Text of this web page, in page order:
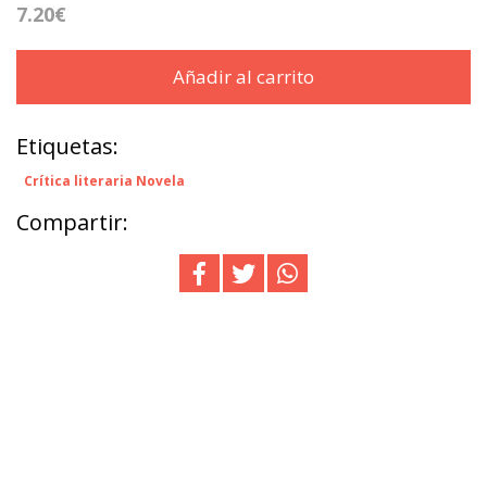
7.20€
Añadir al carrito
Etiquetas:
Crítica literaria Novela
Compartir: